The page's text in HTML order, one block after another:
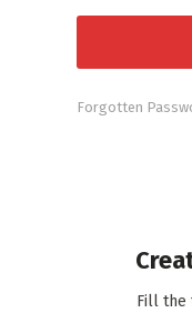
Forgotten
Fill the